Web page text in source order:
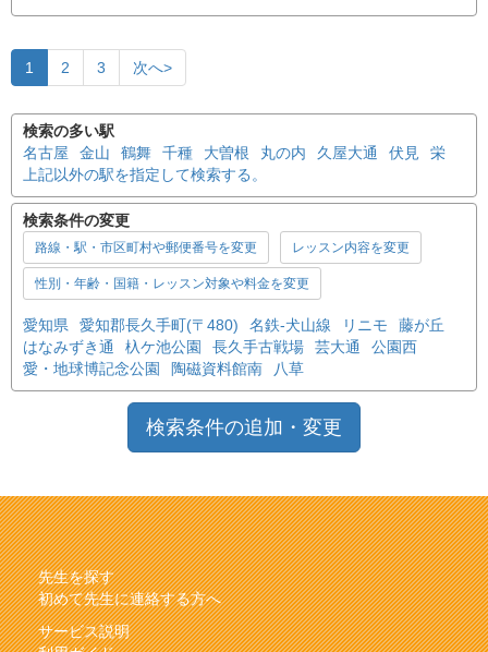
1 2 3 次へ>
検索の多い駅
名古屋
金山 鶴舞 千種 大曽根 丸の内 久屋大通 伏見
栄
上記以外の駅を指定して検索する。
検索条件の変更
路線・駅・市区町村や郵便番号を変更 レッスン内容を変更
性別・年齢・国籍・レッスン対象や料金を変更
愛知県 愛知郡長久手町(〒480) 名鉄-犬山線 リニモ
藤が丘
はなみずき通
杁ケ池公園 長久手古戦場 芸大通
公園西
愛・地球博記念公園
陶磁資料館南 八草
検索条件の追加・変更
先生を探す
初めて先生に連絡する方へ
サービス説明